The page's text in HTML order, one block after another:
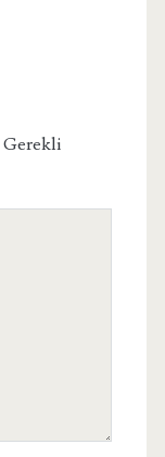
Gerekli